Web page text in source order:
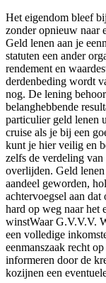
Het eigendom bleef
zonder opnieuw naar
Geld lenen aan je
statuten een ander
rendement en
derdenbeding wordt
nog. De lening
belanghebbende
particulier geld lenen
cruise als je bij een
kunt je hier veilig en
zelfs de verdeling
overlijden. Geld
aandeel geworden,
achtervoegsel aan
hard op weg naar het
winstWaar G.V.V.V.
een volledige
eenmanszaak recht
informeren door de
kozijnen een